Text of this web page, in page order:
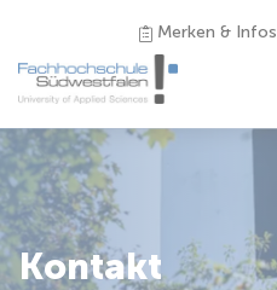
Merken & Infos
Studieninteressierte
Studienangebot
Kontakt